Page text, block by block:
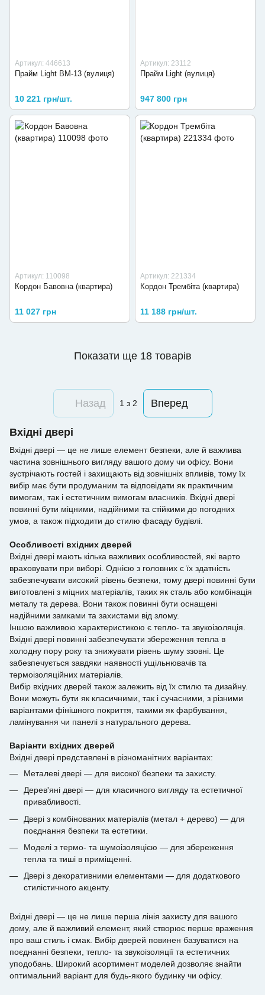
Артикул: 446613
Прайм Light ВМ-13 (вулиця)
10 221 грн/шт.
Артикул: 23112
Прайм Light (вулиця)
947 800 грн
Артикул: 110098
Кордон Бавовна (квартира)
11 027 грн
Артикул: 221334
Кордон Трембіта (квартира)
11 188 грн/шт.
Показати ще 18 товарів
Назад 1з 2 Вперед
Вхідні двері
Вхідні двері — це не лише елемент безпеки, але й важлива
частина зовнішнього вигляду вашого дому чи офісу. Вони
зустрічають гостей і захищають від зовнішніх впливів, тому їх
вибір має бути продуманим та відповідати як практичним
вимогам, так і естетичним вимогам власників. Вхідні двері
повинні бути міцними, надійними та стійкими до погодних
умов, а також підходити до стилю фасаду будівлі.
Особливості вхідних дверей
Вхідні двері мають кілька важливих особливостей, які варто
враховувати при виборі. Однією з головних є їх здатність
забезпечувати високий рівень безпеки, тому двері повинні бути
виготовлені з міцних матеріалів, таких як сталь або комбінація
металу та дерева. Вони також повинні бути оснащені
надійними замками та захистами від злому.
Іншою важливою характеристикою є тепло- та звукоізоляція.
Вхідні двері повинні забезпечувати збереження тепла в
холодну пору року та знижувати рівень шуму ззовні. Це
забезпечується завдяки наявності ущільнювачів та
термоізоляційних матеріалів.
Вибір вхідних дверей також залежить від їх стилю та дизайну.
Вони можуть бути як класичними, так і сучасними, з різними
варіантами фінішного покриття, такими як фарбування,
ламінування чи панелі з натурального дерева.
Варіанти вхідних дверей
Вхідні двері представлені в різноманітних варіантах:
Металеві двері — для високої безпеки та захисту.
Дерев'яні двері — для класичного вигляду та естетичної
привабливості.
Двері з комбінованих матеріалів (метал + дерево) — для
поєднання безпеки та естетики.
Моделі з термо- та шумоізоляцією — для збереження
тепла та тиші в приміщенні.
Двері з декоративними елементами — для додаткового
стилістичного акценту.
Вхідні двері — це не лише перша лінія захисту для вашого
дому, але й важливий елемент, який створює перше враження
про ваш стиль і смак. Вибір дверей повинен базуватися на
поєднанні безпеки, тепло- та звукоізоляції та естетичних
уподобань. Широкий асортимент моделей дозволяє знайти
оптимальний варіант для будь-якого будинку чи офісу.